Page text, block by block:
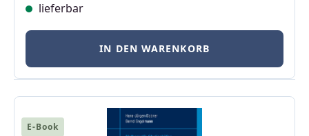
lieferbar
IN DEN WARENKORB
E-Book